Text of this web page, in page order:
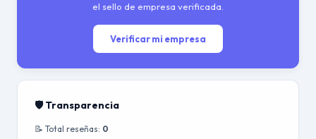
el sello de empresa verificada.
Verificar mi empresa
🛡️ Transparencia
📝 Total reseñas: 0